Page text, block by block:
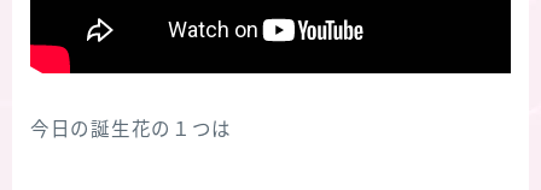
今日の誕生花の１つは